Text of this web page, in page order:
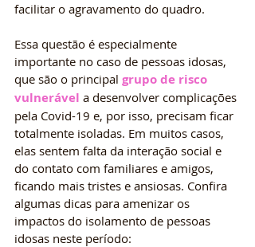
facilitar o agravamento do quadro.
Essa questão é especialmente
importante no caso de pessoas idosas,
que são o principal grupo de risco
vulnerável a desenvolver complicações
pela Covid-19 e, por isso, precisam ficar
totalmente isoladas. Em muitos casos,
elas sentem falta da interação social e
do contato com familiares e amigos,
ficando mais tristes e ansiosas. Confira
algumas dicas para amenizar os
impactos do isolamento de pessoas
idosas neste período: